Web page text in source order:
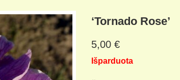
‘Tornado Rose’
5,00 €
Išparduota